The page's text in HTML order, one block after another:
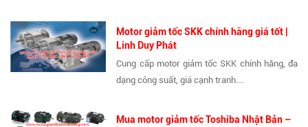
Motor giảm tốc SKK chính hãng giá tốt |
Linh Duy Phát
Cung cấp motor giảm tốc SKK chính hãng, đa
dạng công suất, giá cạnh tranh....
Mua motor giảm tốc Toshiba Nhật Bản –